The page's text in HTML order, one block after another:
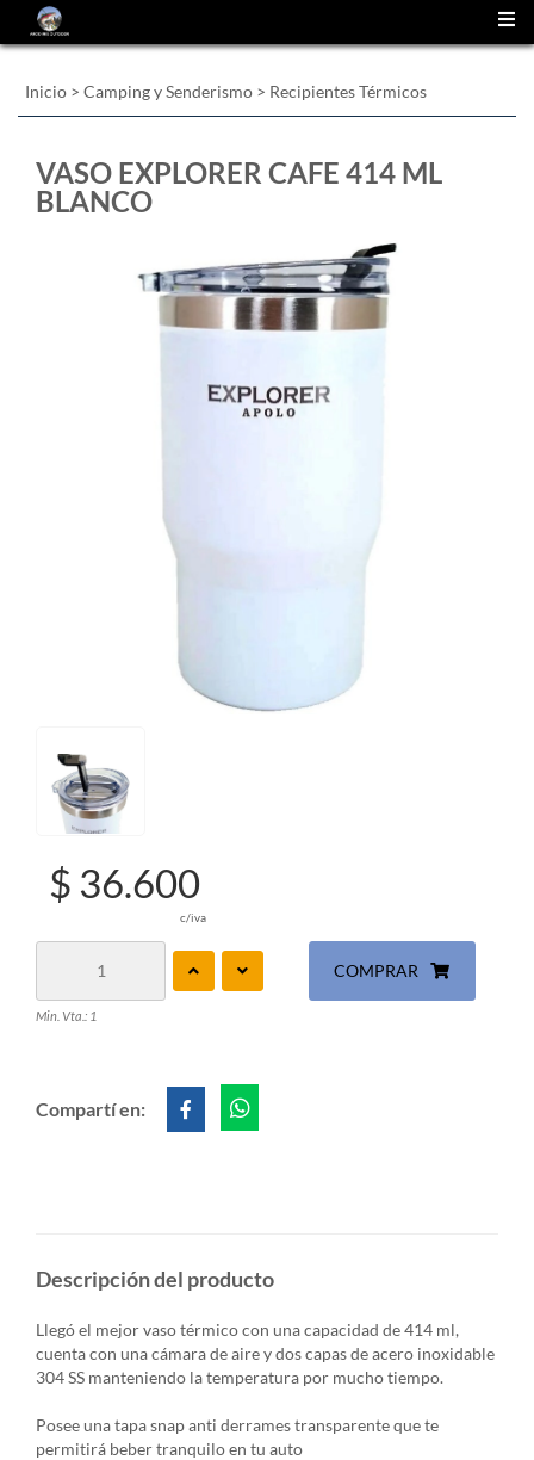
Inicio > Camping y Senderismo > Recipientes Térmicos
VASO EXPLORER CAFE 414 ML
BLANCO
$ 36.600
c/iva
Min. Vta.: 1
COMPRAR
Compartí en:
Descripción del producto
Llegó el mejor vaso térmico con una capacidad de 414 ml,
cuenta con una cámara de aire y dos capas de acero inoxidable
304 SS manteniendo la temperatura por mucho tiempo.
Posee una tapa snap anti derrames transparente que te
permitirá beber tranquilo en tu auto